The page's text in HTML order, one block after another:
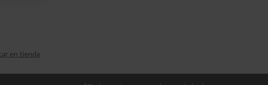
en tienda